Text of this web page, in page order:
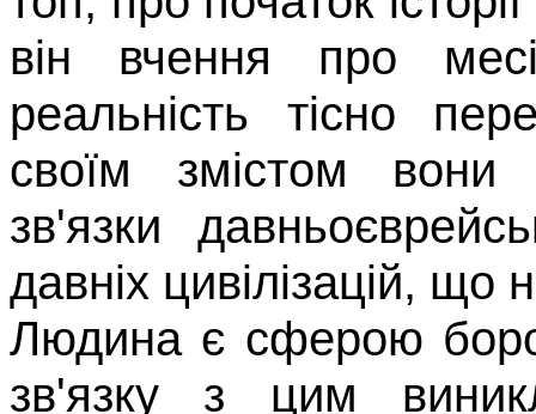
він вчення про
реальність тісно
своїм змістом вони
зв'язки
давніх цивілізацій,
Людина є сферою
зв'язку з цим